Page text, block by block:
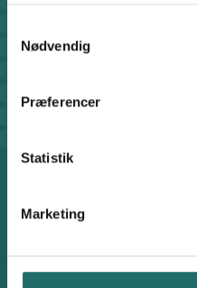
Nødvendig
Præferencer
Statistik
Marketing
Klosterport 4x, 8000 Aarhus
8612 0342
Facebook
Find medarbejder
Adfærdskodeks
Indgiv en klage